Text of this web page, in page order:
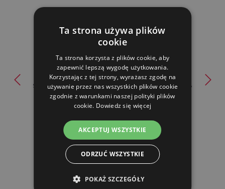
Siatka do ogrodzeń elektrycznych dla owiec Ovinet 108
cm, 50...
Od 460.40 zl
W MAGAZYNIE
Ta strona używa plików
cookie
Ta strona korzysta z plików cookie, aby
zapewnić lepszą wygodę użytkowania.
Korzystając z tej strony, wyrażasz zgodę na
używanie przez nas wszystkich plików cookie
zgodnie z warunkami naszej polityki plików
cookie. Dowiedz się więcej
AKCEPTUJ WSZYSTKIE
ODRZUĆ WSZYSTKIE
POKAŻ SZCZEGÓŁY